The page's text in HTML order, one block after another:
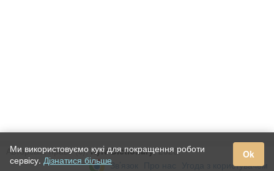
Ми використовуємо кукі для покращення роботи
сервісу. Дізнатися більше Ok
Авторське право (c), Kyiv Dictionary, 2020.
Зв’язок
Угода з користувачем